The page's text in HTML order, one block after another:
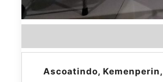
Ascoatindo,